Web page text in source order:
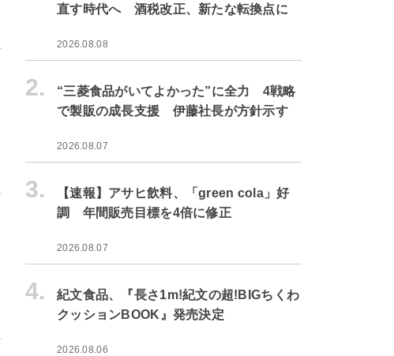
直す時代へ 酒税改正、新たな転換点に
2026.08.08
2.
“三菱食品がいてよかった”に全力 4戦略
で製販の成長支援 伊藤社長が方針示す
2026.08.07
3.
【速報】アサヒ飲料、「green cola」好
調 年間販売目標を4倍に修正
2026.08.07
4.
紀文食品、『長さ1m!紀文の超!BIGちくわ
クッションBOOK』発売決定
2026.08.06